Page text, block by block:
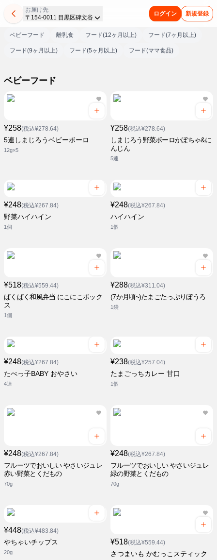
お届け先
〒154-0011 目黒区碑文谷
ログイン 新規登録
ベビーフード 離乳食 フード(12ヶ月以上) フード(7ヶ月以上)
フード(9ヶ月以上) フード(5ヶ月以上) フード(ママ食品)
ベビーフード
¥258(税込¥278.64)
5連しまじろうベビーボーロ
12g×5
¥258(税込¥278.64)
しまじろう野菜ボーロかぼちゃ&に
んじん
5連
¥248(税込¥267.84)
野菜ハイハイン
1個
¥248(税込¥267.84)
ハイハイン
1個
¥518(税込¥559.44)
ぱくぱく和風弁当 にこにこボック
ス
1個
¥288(税込¥311.04)
(7か月頃~)たまごたっぷりぼうろ
1袋
¥248(税込¥267.84)
たべっ子BABY おやさい
4連
¥238(税込¥257.04)
たまごっちカレー 甘口
1個
¥248(税込¥267.84)
フルーツでおいしい やさいジュレ
赤い野菜とくだもの
70g
¥248(税込¥267.84)
フルーツでおいしい やさいジュレ
緑の野菜とくだもの
70g
¥448(税込¥483.84)
やちゃいチップス
20g
¥518(税込¥559.44)
さつまいも かむっこスティック